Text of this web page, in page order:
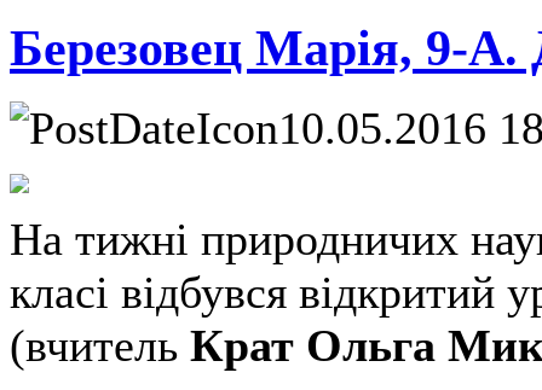
Березовец Марія, 9-А.
10.05.2016
На тижні природничих
класі відбувся відкритий
(вчитель Крат Ольга